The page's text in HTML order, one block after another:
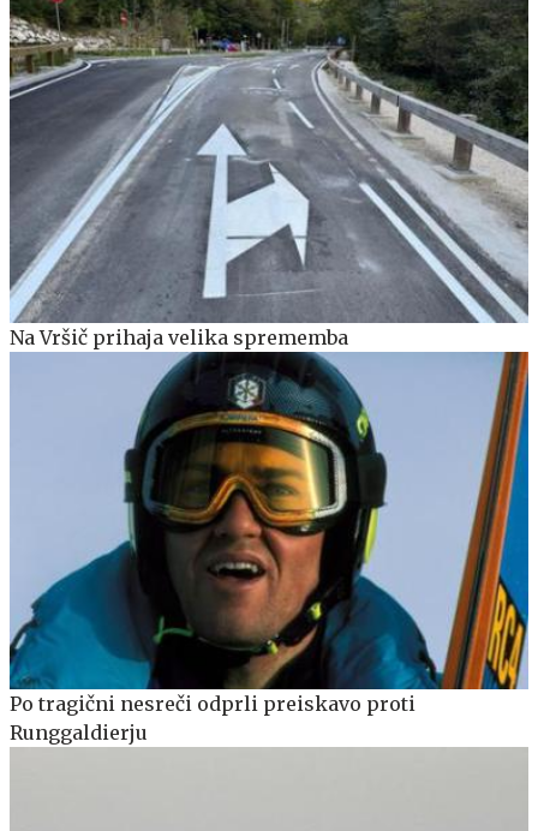
Na Vršič prihaja velika sprememba
Po tragični nesreči odprli preiskavo proti
Runggaldierju